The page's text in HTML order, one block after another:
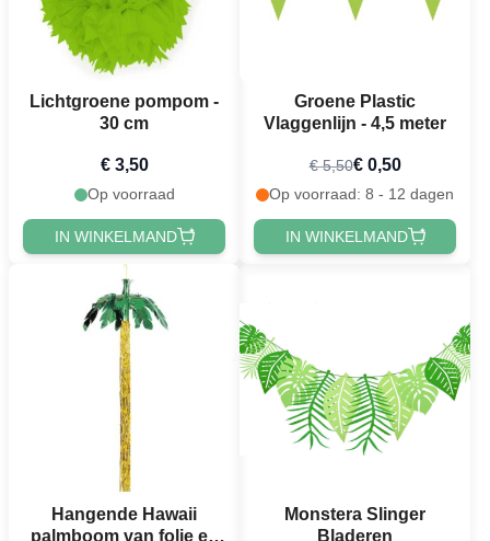
Lichtgroene pompom -
30 cm
€ 3,50
Op voorraad
IN WINKELMAND
Groene Plastic
Vlaggenlijn - 4,5 meter
€ 5,50€ 0,50
Op voorraad: 8 - 12 dagen
IN WINKELMAND
Hangende Hawaii
palmboom van folie en
Monstera Slinger
Bladeren